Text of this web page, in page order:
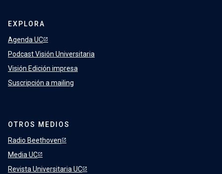
EXPLORA
Agenda UC
Podcast Visión Universitaria
Visión Edición impresa
Suscripción a mailing
OTROS MEDIOS
Radio Beethoven
Media UC
Revista Universitaria UC